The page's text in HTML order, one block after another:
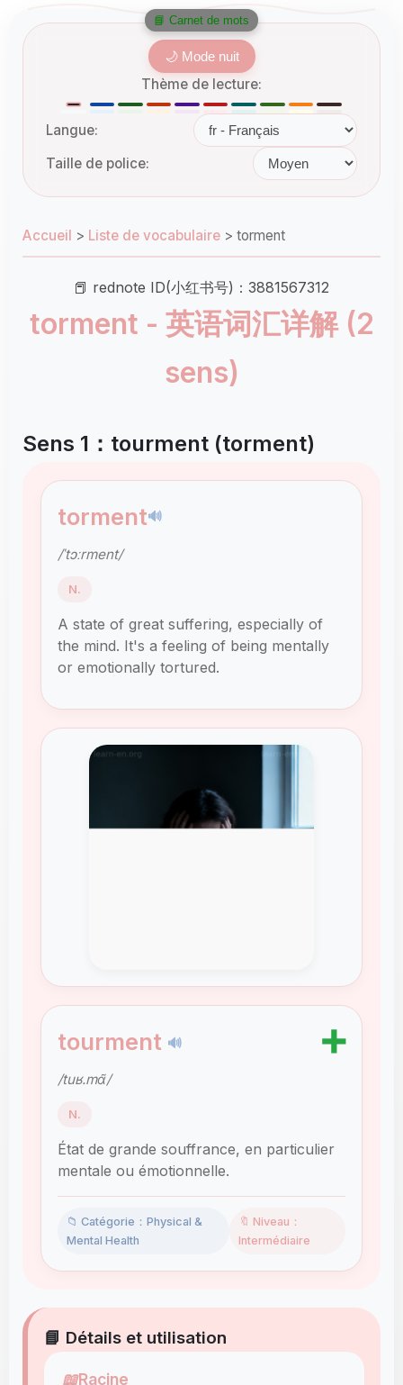
🌙 Mode nuit
Thème de lecture:
Langue:
Taille de police:
Accueil > Liste de vocabulaire > torment
📕 rednote ID(小红书号)：3881567312
torment - 英语词汇详解 (2
sens)
Sens 1：tourment (torment)
torment🔊
/ˈtɔːrment/
N.
A state of great suffering, especially of
the mind. It's a feeling of being mentally
or emotionally tortured.
tourment 🔊 ➕
/tuʁ.mɑ̃/
N.
État de grande souffrance, en particulier
mentale ou émotionnelle.
📁 Catégorie：Physical &
Mental Health
🔖 Niveau：
Intermédiaire
📘 Détails et utilisation
📖Racine
📘 Carnet de mots